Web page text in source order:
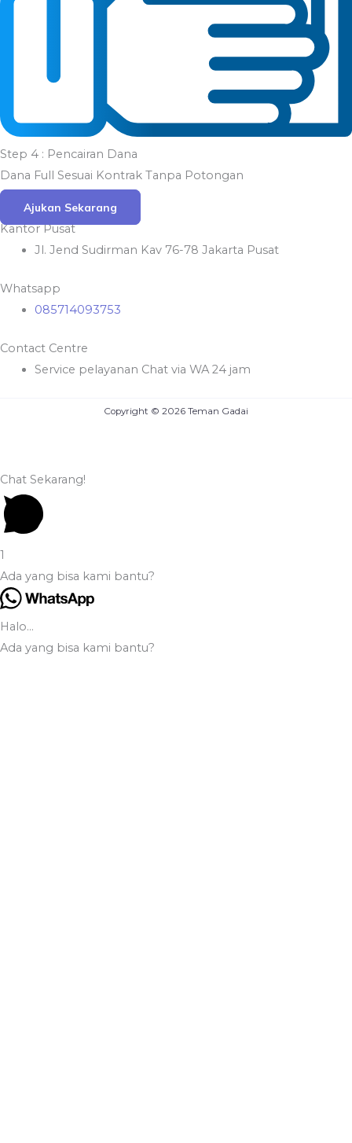
Step 4 : Pencairan Dana
Dana Full Sesuai Kontrak Tanpa Potongan
Ajukan Sekarang
Kantor Pusat
Jl. Jend Sudirman Kav 76-78 Jakarta Pusat
Whatsapp
085714093753
Contact Centre
Service pelayanan Chat via WA 24 jam
Copyright © 2026 Teman Gadai
Chat Sekarang!
1
Ada yang bisa kami bantu?
Halo...
Ada yang bisa kami bantu?